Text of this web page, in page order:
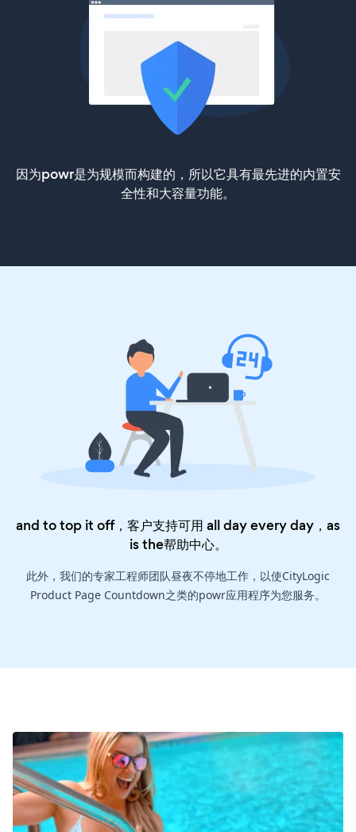
因为powr是为规模而构建的，所以它具有最先进的内置安
全性和大容量功能。
and to top it off，客户支持可用 all day every day，as
is the帮助中心。
此外，我们的专家工程师团队昼夜不停地工作，以使CityLogic
Product Page Countdown之类的powr应用程序为您服务。